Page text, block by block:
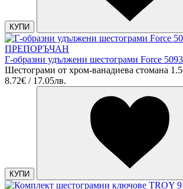
КУПИ
ПРЕПОРЪЧАН
Г-образни удължени шестограми Force
Шестограми от хром-ванадиева стомана
8.72€ / 17.05лв.
КУПИ